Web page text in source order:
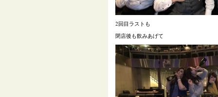
2回目ラストも
閉店後も飲みあげて